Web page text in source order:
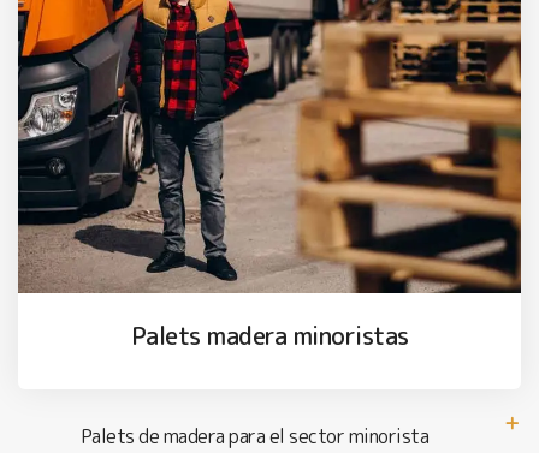
Palets madera minoristas
Palets de madera para el sector minorista